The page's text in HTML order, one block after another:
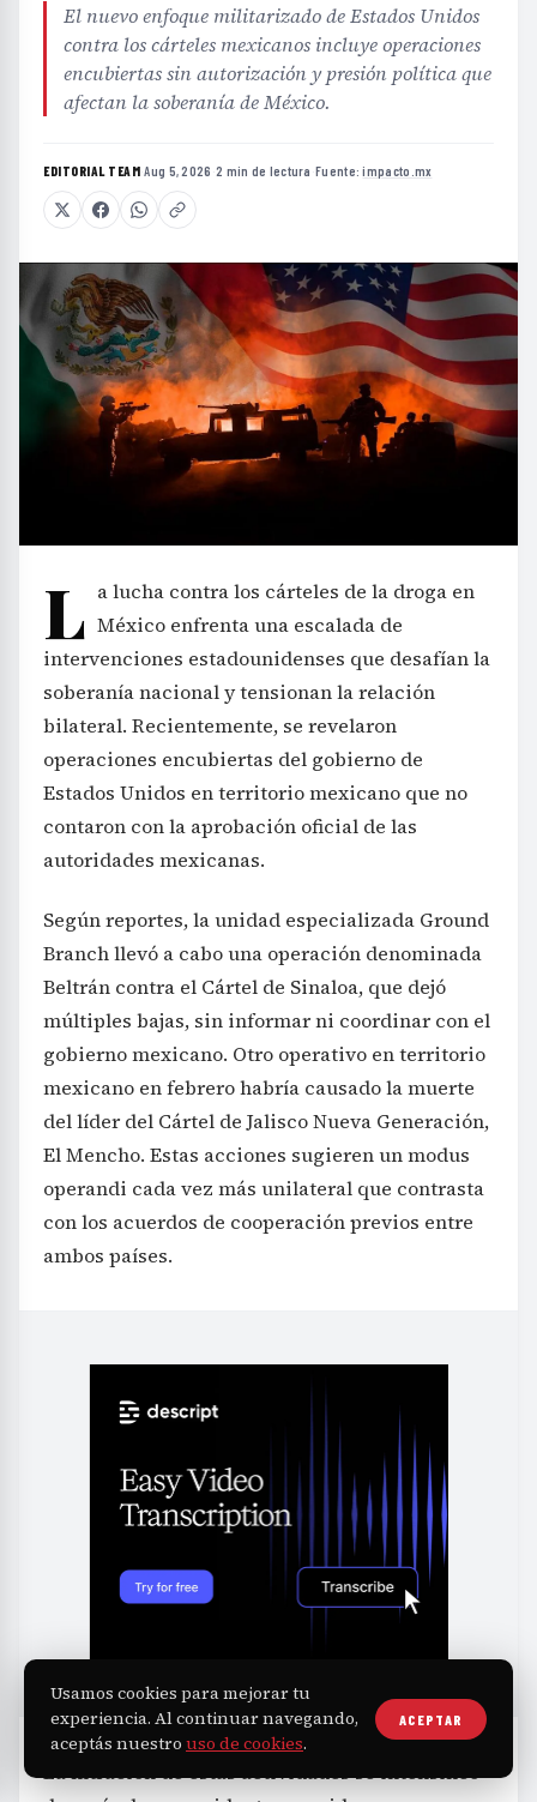
El nuevo enfoque militarizado de Estados Unidos
contra los cárteles mexicanos incluye operaciones
encubiertas sin autorización y presión política que
afectan la soberanía de México.
EDITORIAL TEAM·Aug 5, 2026 ·2 min de lectura ·Fuente:impacto.mx
L a lucha contra los cárteles de la droga en
México enfrenta una escalada de
intervenciones estadounidenses que desafían la
soberanía nacional y tensionan la relación
bilateral. Recientemente, se revelaron
operaciones encubiertas del gobierno de
Estados Unidos en territorio mexicano que no
contaron con la aprobación oficial de las
autoridades mexicanas.
Según reportes, la unidad especializada Ground
Branch llevó a cabo una operación denominada
Beltrán contra el Cártel de Sinaloa, que dejó
múltiples bajas, sin informar ni coordinar con el
gobierno mexicano. Otro operativo en territorio
mexicano en febrero habría causado la muerte
del líder del Cártel de Jalisco Nueva Generación,
El Mencho. Estas acciones sugieren un modus
operandi cada vez más unilateral que contrasta
con los acuerdos de cooperación previos entre
ambos países.
La filtración de estas actividades se intensificó
Usamos cookies para mejorar tu
experiencia. Al continuar navegando,
aceptás nuestro uso de cookies.
ACEPTAR